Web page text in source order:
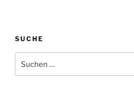
SUCHE
nach: